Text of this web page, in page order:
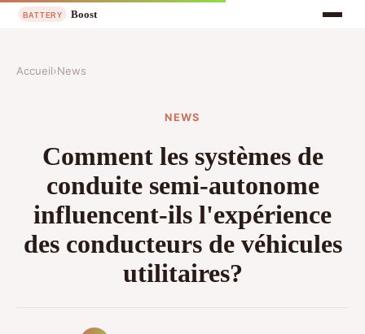
Accueil›News
NEWS
Comment les systèmes de
conduite semi-autonome
influencent-ils l'expérience
des conducteurs de véhicules
utilitaires?